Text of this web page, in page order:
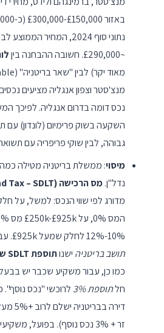
נתוני סוף 2024, המחיר
~£290,000. חשובה ההבחנה בין
מנצ'סטר וצפון אנגליה מציעים
נכס דומה בדרום אנגליה. לפיכך
השקעה בשוק פרימיום (לונדון) עם
גבוהה, לבין שוקי פריפריה עם
מיסוי: ממשלת בריטניה מטילה כמה
נדל"ן.מס הרכישה (Stamp Duty Land Tax – SDLT)
10%-12% לחלק שמעל £925k. עבור
תושב בריטניה ישנותוספת SDLT של 2%
כמו כן, עבור משקיע שכבר יש
חלתוספת 3%
לרוכשי "נכס